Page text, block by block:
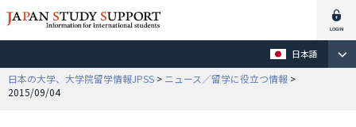
日本語
日本の大学、大学院留学情報JPSS > ニュース／留学に役立つ情報 >
2015/09/04